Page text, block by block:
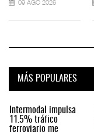
09 AGO 2026
MÁS POPULARES
Intermodal impulsa
11.5% tráfico
ferroviario me